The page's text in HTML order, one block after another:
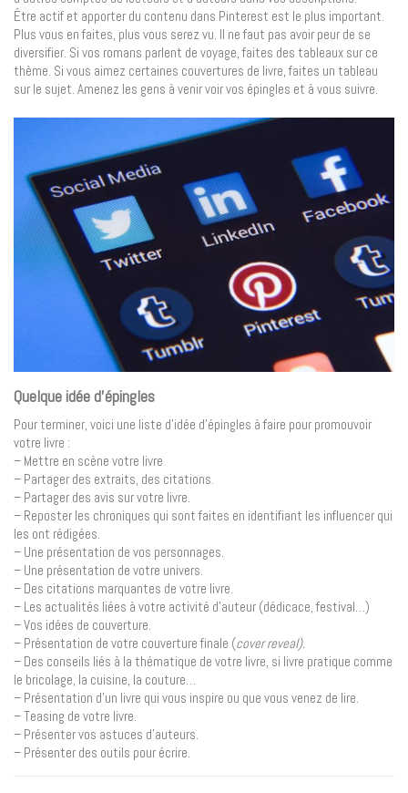
Être actif et apporter du contenu dans Pinterest est le plus important.
Plus vous en faites, plus vous serez vu. Il ne faut pas avoir peur de se
diversifier. Si vos romans parlent de voyage, faites des tableaux sur ce
thème. Si vous aimez certaines couvertures de livre, faites un tableau
sur le sujet. Amenez les gens à venir voir vos épingles et à vous suivre.
Quelque idée d’épingles
Pour terminer, voici une liste d’idée d’épingles à faire pour promouvoir
votre livre :
– Mettre en scène votre livre
– Partager des extraits, des citations.
– Partager des avis sur votre livre.
– Reposter les chroniques qui sont faites en identifiant les influencer qui
les ont rédigées.
– Une présentation de vos personnages.
– Une présentation de votre univers.
– Des citations marquantes de votre livre.
– Les actualités liées à votre activité d’auteur (dédicace, festival…)
– Vos idées de couverture.
– Présentation de votre couverture finale (cover reveal).
– Des conseils liés à la thématique de votre livre, si livre pratique comme
le bricolage, la cuisine, la couture…
– Présentation d’un livre qui vous inspire ou que vous venez de lire.
– Teasing de votre livre.
– Présenter vos astuces d’auteurs.
– Présenter des outils pour écrire.